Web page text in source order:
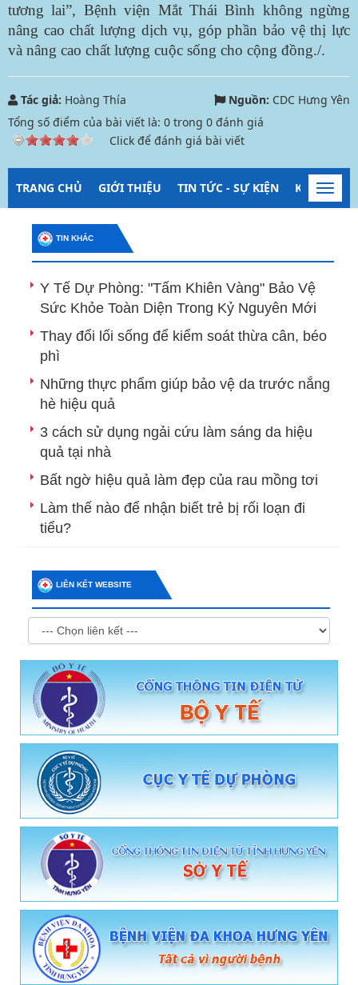
tương lai”, Bệnh viện Mắt Thái Bình không ngừng
nâng cao chất lượng dịch vụ, góp phần bảo vệ thị lực
và nâng cao chất lượng cuộc sống cho cộng đồng./.
Tác giả: Hoàng Thía Nguồn: CDC Hưng Yên
Tổng số điểm của bài viết là: 0 trong 0 đánh giá
Click để đánh giá bài viết
TRANG CHỦ GIỚI THIỆU TIN TỨC - SỰ KIỆN KIỂM
TIN KHÁC
Y Tế Dự Phòng: "Tấm Khiên Vàng" Bảo Vệ
Sức Khỏe Toàn Diện Trong Kỷ Nguyên Mới
Thay đổi lối sống để kiểm soát thừa cân, béo
phì
Những thực phẩm giúp bảo vệ da trước nắng
hè hiệu quả
3 cách sử dụng ngải cứu làm sáng da hiệu
quả tại nhà
Bất ngờ hiệu quả làm đẹp của rau mồng tơi
Làm thế nào để nhận biết trẻ bị rối loạn đi
tiểu?
LIÊN KẾT WEBSITE